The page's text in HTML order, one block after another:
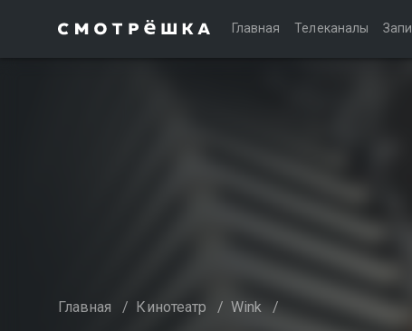
Главная Телеканалы
Главная / Кинотеатр / Wink /